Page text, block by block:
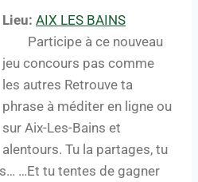
Lieu: AIX LES BAINS
Participe à ce nouveau
jeu concours pas comme
les autres Retrouve ta
phrase à méditer en ligne ou
sur Aix-Les-Bains et
alentours. Tu la partages, tu
…Et tu tentes de gagner